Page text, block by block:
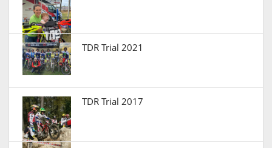
TDR Trial 2021
TDR Trial 2017